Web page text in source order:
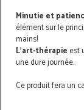
Minutie et
élément sur le
mains!
L'art-thérapie est
une dure journée.
Ce produit fera un